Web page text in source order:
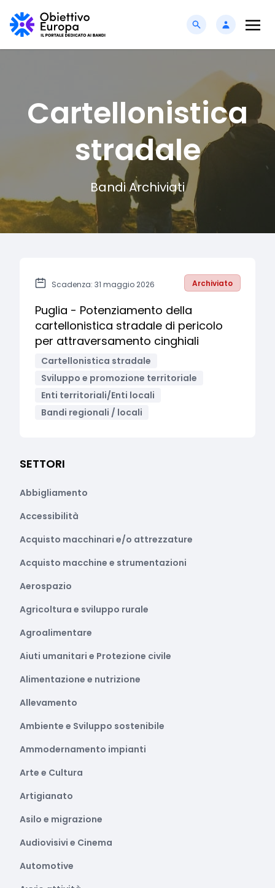
Cartellonistica
stradale
Bandi Archiviati
Scadenza: 31 maggio 2026 Archiviato
Puglia - Potenziamento della
cartellonistica stradale di pericolo
per attraversamento cinghiali
Cartellonistica stradale
Sviluppo e promozione territoriale
Enti territoriali/Enti locali
Bandi regionali / locali
SETTORI
Abbigliamento
Accessibilità
Acquisto macchinari e/o attrezzature
Acquisto macchine e strumentazioni
Aerospazio
Agricoltura e sviluppo rurale
Agroalimentare
Aiuti umanitari e Protezione civile
Alimentazione e nutrizione
Allevamento
Ambiente e Sviluppo sostenibile
Ammodernamento impianti
Arte e Cultura
Artigianato
Asilo e migrazione
Audiovisivi e Cinema
Automotive